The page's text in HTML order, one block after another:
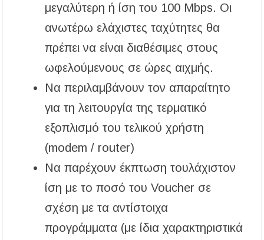
μεγαλύτερη ή ίση του 100 Mbps. Οι
ανωτέρω ελάχιστες ταχύτητες θα
πρέπει να είναι διαθέσιμες στους
ωφελούμενους σε ώρες αιχμής.
Να περιλαμβάνουν τον απαραίτητο
για τη λειτουργία της τερματικό
εξοπλισμό του τελικού χρήστη
(modem / router)
Να παρέχουν έκπτωση τουλάχιστον
ίση με το ποσό του Voucher σε
σχέση με τα αντίστοιχα
προγράμματα (με ίδια χαρακτηριστικά